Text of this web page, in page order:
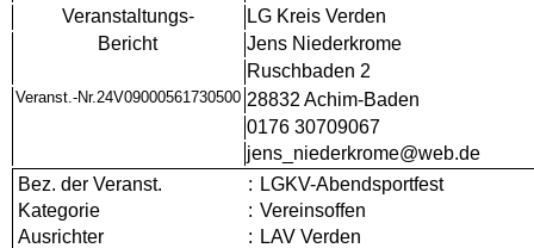
Veranstaltungs-
LG Kreis Verden
Bericht
Jens Niederkrome
Ruschbaden 2
Veranst.-Nr.24V09000561730500 28832 Achim-Baden
0176 30709067
jens_niederkrome@web.de
Bez. der Veranst.
: LGKV-Abendsportfest
Kategorie
: Vereinsoffen
Ausrichter
: LAV Verden